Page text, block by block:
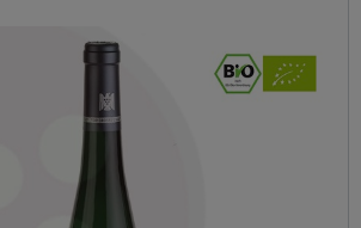
feinen Säurestruktur begleitet wird.
präsenten Fülle, Tiefgang und mit
endlosen Abgang. Trinken: 2020 -2030
Parker - 94PP Mosel fine Wines - 93P
Wine Guide - 95 P